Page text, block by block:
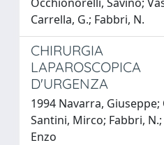
Carrella, G.; Fabbri, N.
CHIRURGIA
LAPAROSCOPICA
D'URGENZA
1994 Navarra,
Santini, Mirco; Fabbri,
Enzo